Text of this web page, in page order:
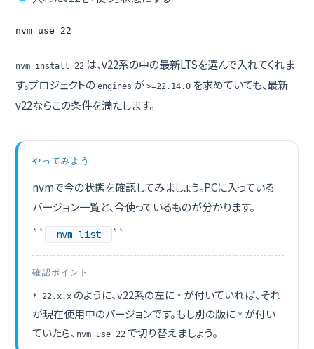
nvm use 22
nvm install 22 は、v22系の中の最新LTSを選んで入れてくれま
す。プロジェクトのengines が>=22.14.0 を求めていても、最新
v22ならこの条件を満たします。
やってみよう
nvmで今の状態を確認してみましょう。PCに入っている
バージョン一覧と、今使っているものが分かります。
``
nvm list ``
確認ポイント
* 22.x.x のように、v22系の左に * が付いていれば、それ
が現在使用中のバージョンです。もし別の版に * が付い
ていたら、 nvm use 22 で切り替えましょう。